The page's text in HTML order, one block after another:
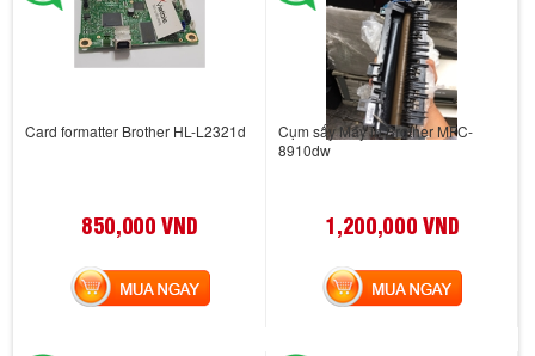
Card formatter Brother HL-L2321d
850,000 VND
MUA NGAY
Cụm sấy Máy in Brother MFC-
8910dw
1,200,000 VND
MUA NGAY